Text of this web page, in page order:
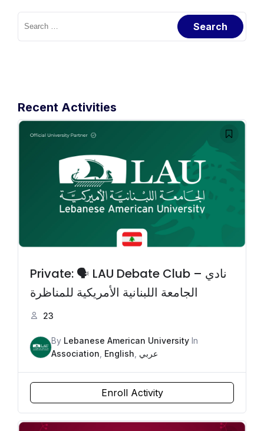
Search
for:
Recent Activities
Private: 🗣️ LAU Debate Club – نادي
الجامعة اللبنانية الأمريكية للمناظرة
23
By Lebanese American University In
Association English عربي
Enroll Activity